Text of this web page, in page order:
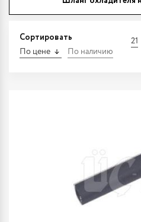
Сортировать
По цене По наличию
21